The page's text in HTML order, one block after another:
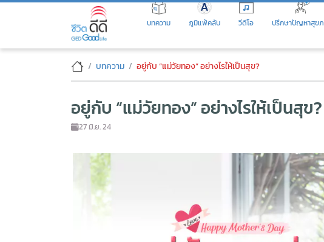
Skip
บทความ ภูมิแพ้คลับ วีดีโอ ปรึกษาปัญหาสุข
อยู่กับ “แม่วัยทอง” อย่างไรให้เป็นสุข?
บทความ อยู่กับ “แม่วัยทอง” อย่างไรให้เป็นสุข?
อยู่กับ “แม่วัยทอง” อย่างไรให้เป็นสุข?
27 มิ.ย. 24